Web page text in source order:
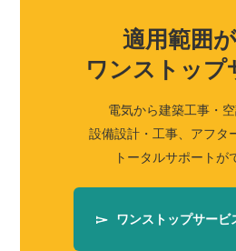
適用範囲
ワンストップ
電気から建築工事・
設備設計・工事、 アフタ
トータルサポートが
ワンストップサービ